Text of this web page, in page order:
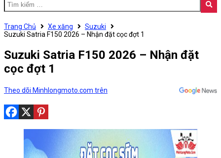
Trang Chủ Xe xăng
Suzuki
Suzuki Satria F150 2026 – Nhận đặt cọc đợt 1
Suzuki Satria F150 2026 – Nhận đặt
cọc đợt 1
Theo dõi Minhlongmoto.com trên